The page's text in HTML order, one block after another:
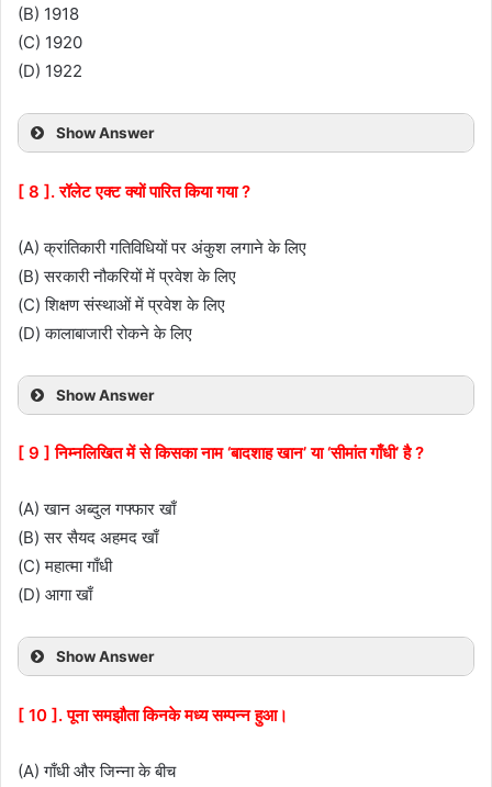
(B) 1918
(C) 1920
(D) 1922
Show Answer
[ 8 ]. रॉलेट एक्ट क्यों पारित किया गया ?
(A) क्रांतिकारी गतिविधियों पर अंकुश लगाने के लिए
(B) सरकारी नौकरियों में प्रवेश के लिए
(C) शिक्षण संस्थाओं में प्रवेश के लिए
(D) कालाबाजारी रोकने के लिए
Show Answer
[ 9 ] निम्नलिखित में से किसका नाम ‘बादशाह खान’ या ‘सीमांत गाँधी’ है ?
(A) खान अब्दुल गफ्फार खाँ
(B) सर सैयद अहमद खाँ
(C) महात्मा गाँधी
(D) आगा खाँ
Show Answer
[ 10 ]. पूना समझौता किनके मध्य सम्पन्न हुआ।
(A) गाँधी और जिन्ना के बीच